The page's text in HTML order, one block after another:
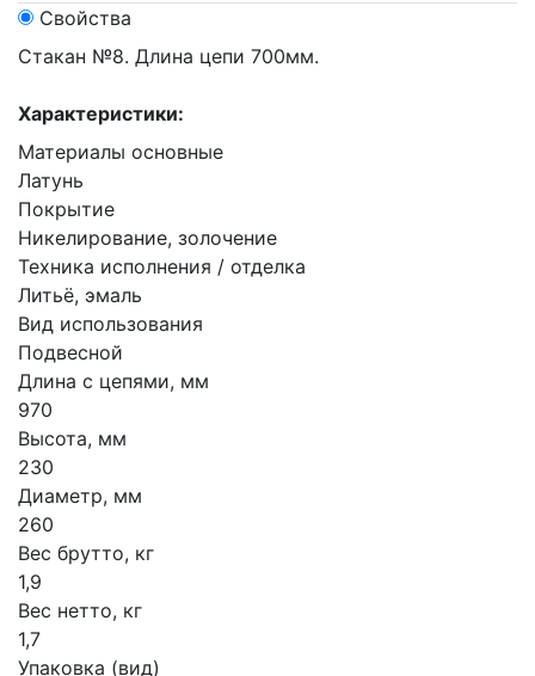
Свойства
Стакан №8. Длина цепи 700мм.
Характеристики:
Материалы основные
Латунь
Покрытие
Никелирование, золочение
Техника исполнения / отделка
Литьё, эмаль
Вид использования
Подвесной
Длина с цепями, мм
970
Высота, мм
230
Диаметр, мм
260
Вес брутто, кг
1,9
Вес нетто, кг
1,7
Упаковка (вид)